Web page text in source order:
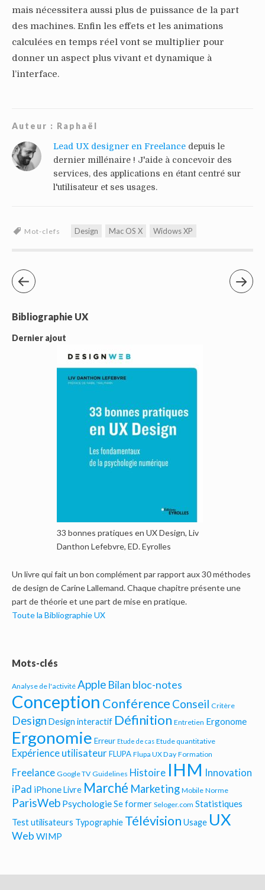
mais nécessitera aussi plus de puissance de la part
des machines. Enfin les effets et les animations
calculées en temps réel vont se multiplier pour
donner un aspect plus vivant et dynamique à
l’interface.
Auteur : Raphaël
Lead UX designer en Freelance depuis le
dernier millénaire ! J'aide à concevoir des
services, des applications en étant centré sur
l'utilisateur et ses usages.
Mot-clefs Design Mac OS X Widows XP
Bibliographie UX
Dernier ajout
33 bonnes pratiques en UX Design, Liv
Danthon Lefebvre, ED. Eyrolles
Un livre qui fait un bon complément par rapport aux 30 méthodes
de design de Carine Lallemand. Chaque chapitre présente une
part de théorie et une part de mise en pratique.
Toute la Bibliographie UX
Mots-clés
Analyse de l'activité Apple Bilan bloc-notes
Conception Conférence Conseil Critère
Design Design interactif Définition Entretien Ergonome
Ergonomie Erreur Etude de cas Etude quantitative
Expérience utilisateur FLUPA Flupa UX Day Formation
Freelance Google TV Guidelines Histoire IHM Innovation
iPad iPhoneLivre Marché Marketing Mobile Norme
ParisWeb PsychologieSe former Seloger.com Statistiques
Test utilisateurs Typographie Télévision Usage UX
Web WIMP